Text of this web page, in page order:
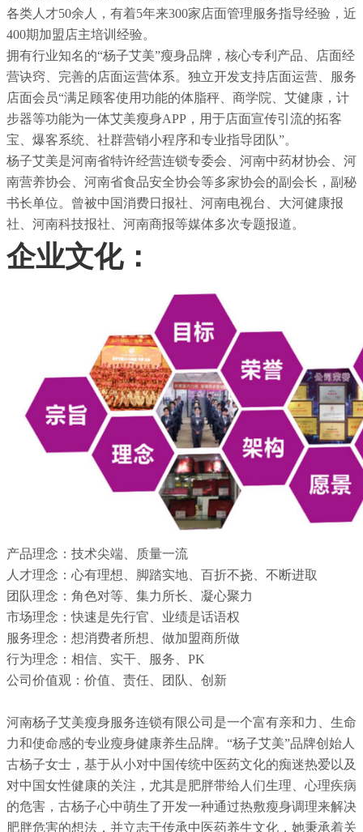
各类人才50余人，有着5年来300家店面管理服务指导经验，近
400期加盟店主培训经验。
拥有行业知名的“杨子艾美”瘦身品牌，核心专利产品、店面经
营诀窍、完善的店面运营体系。独立开发支持店面运营、服务
店面会员“满足顾客使用功能的体脂秤、商学院、艾健康，计
步器等功能为一体艾美瘦身APP，用于店面宣传引流的拓客
宝、爆客系统、社群营销小程序和专业指导团队”。
杨子艾美是河南省特许经营连锁专委会、河南中药材协会、河
南营养协会、河南省食品安全协会等多家协会的副会长，副秘
书长单位。曾被中国消费日报社、河南电视台、大河健康报
社、河南科技报社、河南商报等媒体多次专题报道。
企业文化：
产品理念：技术尖端、质量一流
人才理念：心有理想、脚踏实地、百折不挠、不断进取
团队理念：角色对等、集力所长、凝心聚力
市场理念：快速是先行官、业绩是话语权
服务理念：想消费者所想、做加盟商所做
行为理念：相信、实干、服务、PK
公司价值观：价值、责任、团队、创新
河南杨子艾美瘦身服务连锁有限公司是一个富有亲和力、生命
力和使命感的专业瘦身健康养生品牌。“杨子艾美”品牌创始人
古杨子女士，基于从小对中国传统中医药文化的痴迷热爱以及
对中国女性健康的关注，尤其是肥胖带给人们生理、心理疾病
的危害，古杨子心中萌生了开发一种通过热敷瘦身调理来解决
肥胖危害的想法，并立志于传承中医药养生文化，她秉承着关